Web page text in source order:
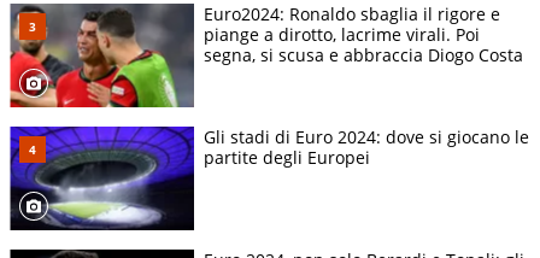
Euro2024: Ronaldo sbaglia il rigore e
piange a dirotto, lacrime virali. Poi
segna, si scusa e abbraccia Diogo Costa
Gli stadi di Euro 2024: dove si giocano le
partite degli Europei